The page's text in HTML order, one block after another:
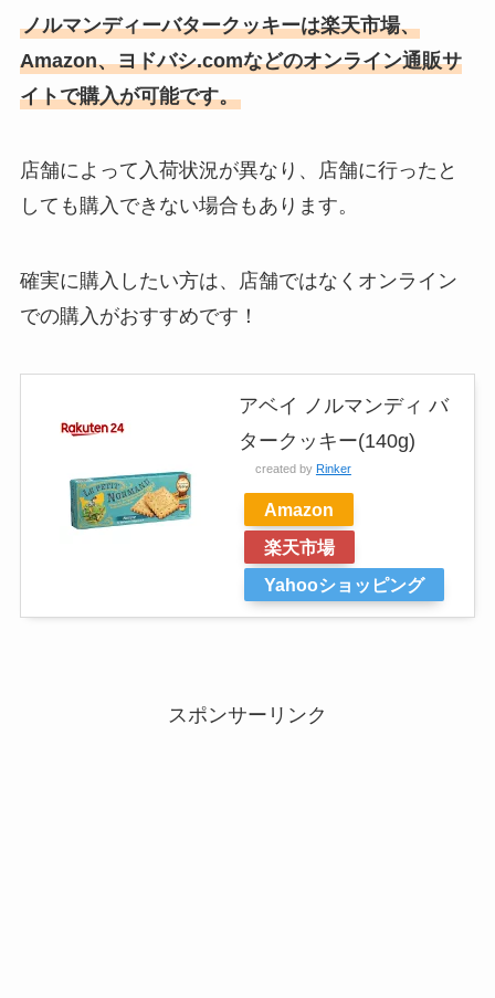
ノルマンディーバタークッキーは楽天市場、
Amazon、ヨドバシ.comなどのオンライン通販サ
イトで購入が可能です。
店舗によって入荷状況が異なり、店舗に行ったと
しても購入できない場合もあります。
確実に購入したい方は、店舗ではなくオンライン
での購入がおすすめです！
アベイ ノルマンディ バ
タークッキー(140g)
created by Rinker
Amazon
楽天市場
Yahooショッピング
スポンサーリンク